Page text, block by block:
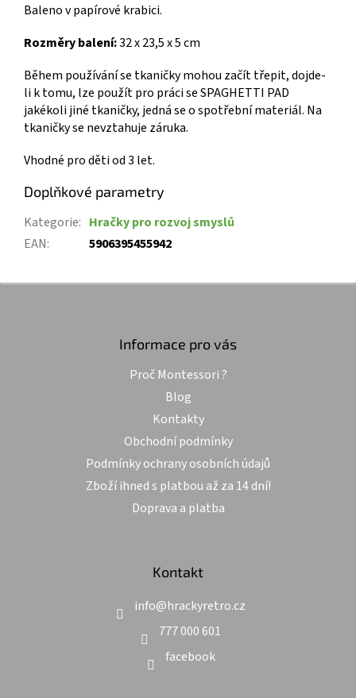
Baleno v papírové krabici.
Rozměry balení:32 x 23,5 x 5 cm
Během používání se tkaničky mohou začít třepit, dojde-
li k tomu, lze použít pro práci se SPAGHETTI PAD
jakékoli jiné tkaničky, jedná se o spotřební materiál. Na
tkaničky se nevztahuje záruka.
Vhodné pro děti od 3 let.
Doplňkové parametry
Kategorie: Hračky pro rozvoj smyslů
EAN: 5906395455942
Z
Informace pro vás
Proč Montessori ?
Blog
Kontakty
Obchodní podmínky
Podmínky ochrany osobních údajů
Zboží ihned s platbou až za 14 dní!
Doprava a platba
Kontakt
info@hrackyretro.cz
777 000 601
facebook